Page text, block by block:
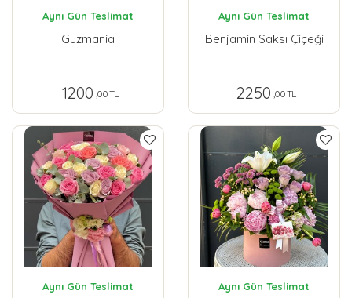
Aynı Gün Teslimat
Guzmania
1200 ,00 TL
Aynı Gün Teslimat
Benjamin Saksı Çiçeği
2250 ,00 TL
Aynı Gün Teslimat Aynı Gün Teslimat